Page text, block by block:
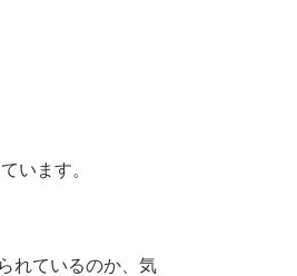
います。
れているのか、気